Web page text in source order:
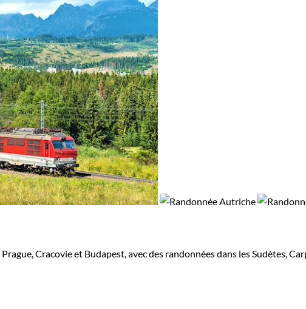
Cracovie et Budapest, avec des randonnées dans les Sudètes,